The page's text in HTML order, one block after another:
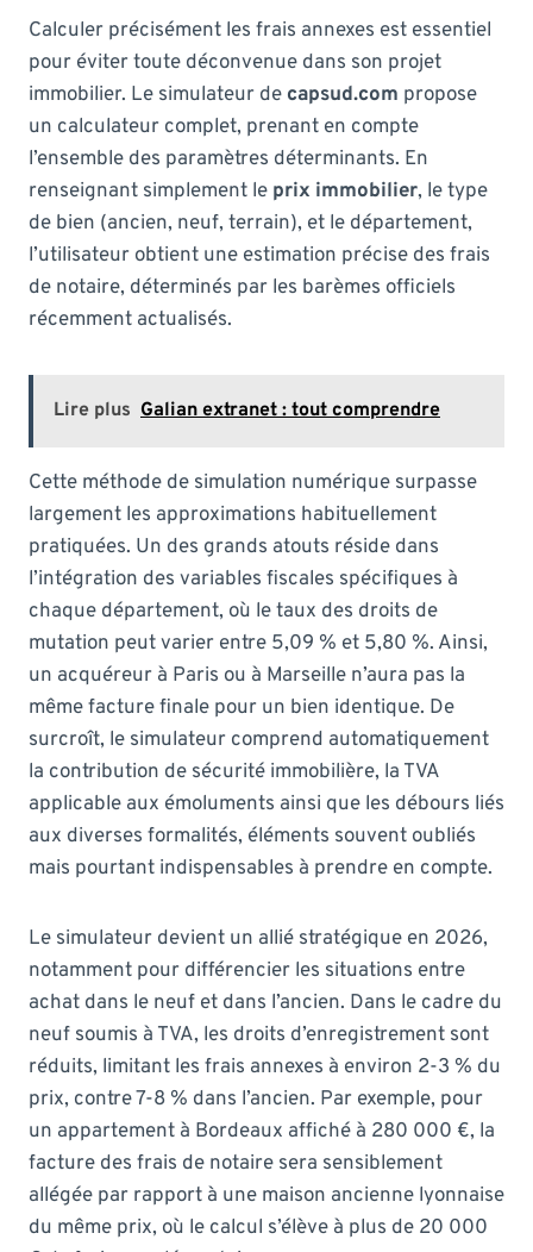
Calculer précisément les frais annexes est essentiel
pour éviter toute déconvenue dans son projet
immobilier. Le simulateur de capsud.com propose
un calculateur complet, prenant en compte
l’ensemble des paramètres déterminants. En
renseignant simplement le prix immobilier, le type
de bien (ancien, neuf, terrain), et le département,
l’utilisateur obtient une estimation précise des frais
de notaire, déterminés par les barèmes officiels
récemment actualisés.
Lire plus Galian extranet : tout comprendre
Cette méthode de simulation numérique surpasse
largement les approximations habituellement
pratiquées. Un des grands atouts réside dans
l’intégration des variables fiscales spécifiques à
chaque département, où le taux des droits de
mutation peut varier entre 5,09 % et 5,80 %. Ainsi,
un acquéreur à Paris ou à Marseille n’aura pas la
même facture finale pour un bien identique. De
surcroît, le simulateur comprend automatiquement
la contribution de sécurité immobilière, la TVA
applicable aux émoluments ainsi que les débours liés
aux diverses formalités, éléments souvent oubliés
mais pourtant indispensables à prendre en compte.
Le simulateur devient un allié stratégique en 2026,
notamment pour différencier les situations entre
achat dans le neuf et dans l’ancien. Dans le cadre du
neuf soumis à TVA, les droits d’enregistrement sont
réduits, limitant les frais annexes à environ 2-3 % du
prix, contre 7-8 % dans l’ancien. Par exemple, pour
un appartement à Bordeaux affiché à 280 000 €, la
facture des frais de notaire sera sensiblement
allégée par rapport à une maison ancienne lyonnaise
du même prix, où le calcul s’élève à plus de 20 000